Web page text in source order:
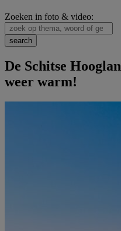
Zoeken in foto & video:
De Schitse
weer warm!